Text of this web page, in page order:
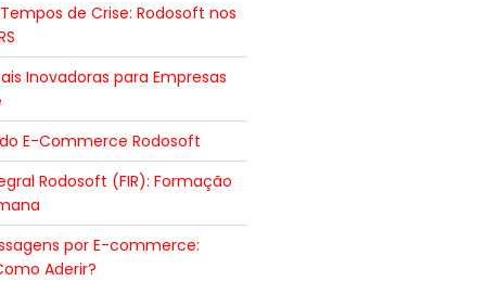
de Crise: Rodosoft nos
Inovadoras para Empresas
E-Commerce Rodosoft
Rodosoft (FIR): Formação
por E-commerce:
Aderir?